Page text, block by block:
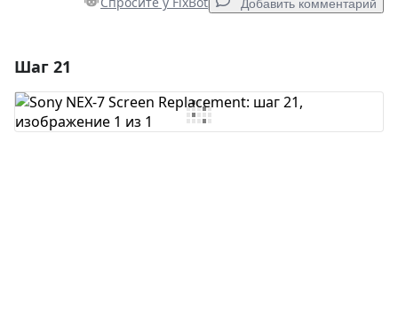
Добавить комментарий
Добавить комментарий
Шаг 21